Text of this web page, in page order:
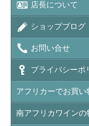
店長について
ショップブログ
お問い合せ
プライバシーポ
アフリカーでお買い
南アフリカワインの